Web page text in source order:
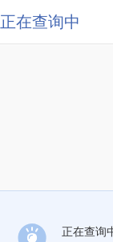
正在查询中
正在查询